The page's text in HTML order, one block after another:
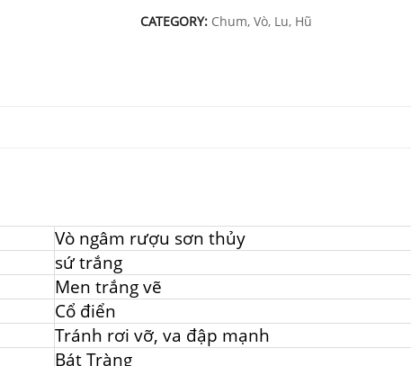
CATEGORY: Chum, Vò, Lu, Hũ
Vò ngâm rượu sơn thủy
sứ trắng
Men trắng vẽ
Cổ điển
Tránh rơi vỡ, va đập mạnh
Bát Tràng